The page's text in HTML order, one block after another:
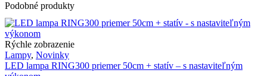
Podobné produkty
Rýchle zobrazenie
Lampy, Novinky
LED lampa RING300 priemer 50cm + statív – s nastaviteľným